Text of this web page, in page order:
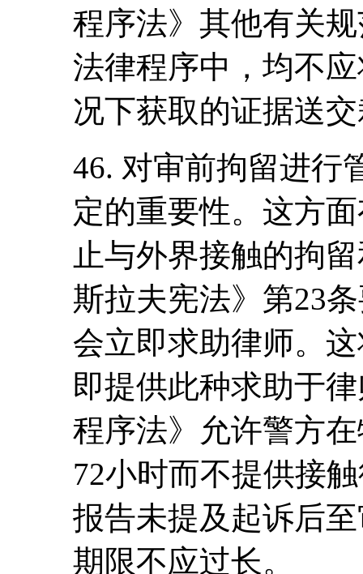
程序法》其他有关
法律程序中，均不
况下获取的证据送
46. 对审前拘留进行
定的重要性。这方
止与外界接触的拘
斯拉夫宪法》第23
会立即求助律师。
即提供此种求助于
程序法》允许警方
72小时而不提供接
报告未提及起诉后
期限不应过长。